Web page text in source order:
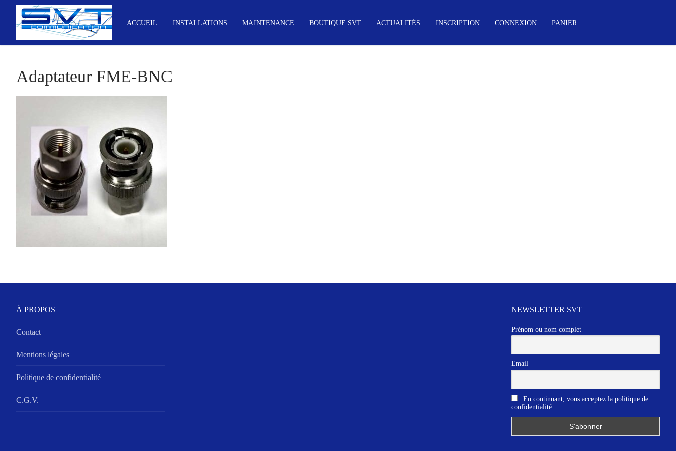
contenu
ACCUEIL INSTALLATIONS MAINTENANCE BOUTIQUE SVT ACTUALITÉS INSCRIPTION CONNEXION PANIER
Adaptateur FME-BNC
À PROPOS
Contact
Mentions légales
Politique de confidentialité
C.G.V.
NEWSLETTER SVT
Prénom ou nom complet
Email
En continuant, vous acceptez la politique de
confidentialité